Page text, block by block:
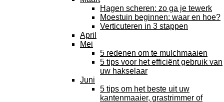
Hagen scheren: zo ga je tewerk
Moestuin beginnen: waar en hoe?
Verticuteren in 3 stappen
April
Mei
5 redenen om te mulchmaaien
5 tips voor het efficiënt gebruik van
uw hakselaar
Juni
5 tips om het beste uit uw
kantenmaaier, grastrimmer of